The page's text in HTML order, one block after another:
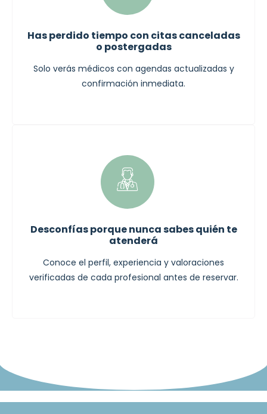
Has perdido tiempo con citas canceladas
o postergadas
Solo verás médicos con agendas actualizadas y
confirmación inmediata.
Desconfías porque nunca sabes quién te
atenderá
Conoce el perfil, experiencia y valoraciones
verificadas de cada profesional antes de reservar.